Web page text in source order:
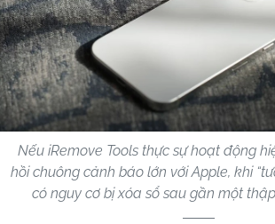
Nếu iRemove Tools thực sự hoạt động
hồi chuông cảnh báo lớn với Apple, khi
có nguy cơ bị xóa sổ sau gần một